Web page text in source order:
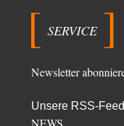
Ferdinand Wohlgewiehert
Im Zeitalter der KI
erschaffen," Wird dran
Der Anschlag auf eine
ich habe schon ab den
SERVICE
Newsletter
Unsere RSS-
NEWS